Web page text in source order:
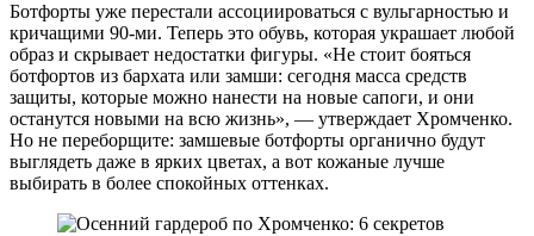
Ботфорты уже перестали ассоциироваться с вульгарностью и
кричащими 90-ми. Теперь это обувь, которая украшает любой
образ и скрывает недостатки фигуры. «Не стоит бояться
ботфортов из бархата или замши: сегодня масса средств
защиты, которые можно нанести на новые сапоги, и они
останутся новыми на всю жизнь», — утверждает Хромченко.
Но не переборщите: замшевые ботфорты органично будут
выглядеть даже в ярких цветах, а вот кожаные лучше
выбирать в более спокойных оттенках.